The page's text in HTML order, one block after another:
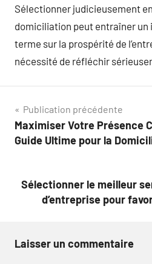
Sélectionner judicieusement
domiciliation peut entraîner un
terme sur la prospérité de
nécessité de réfléchir
Navigation
de
Publication précédente
Maximiser Votre Présence
Guide Ultime pour la
Sélectionner le meilleur
d’entreprise pour
Laisser un commentaire